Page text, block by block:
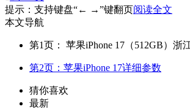
提示：支持键盘“← →”键翻页阅读全文
本文导航
第1页： 苹果iPhone 17（512GB）浙
第2页：苹果iPhone 17详细参数
猜你喜欢
最新